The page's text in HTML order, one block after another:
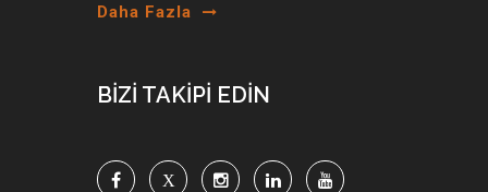
Daha Fazla
BİZİ TAKİPİ EDİN